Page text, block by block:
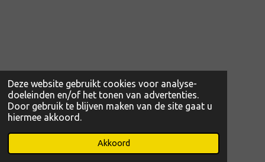
Deze website gebruikt cookies voor analyse-
doeleinden en/of het tonen van advertenties.
Door gebruik te blijven maken van de site gaat u
hiermee akkoord.
Akkoord